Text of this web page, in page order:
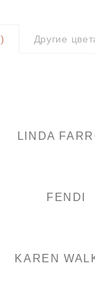
) Другие
LINDA
FENDI
KAREN